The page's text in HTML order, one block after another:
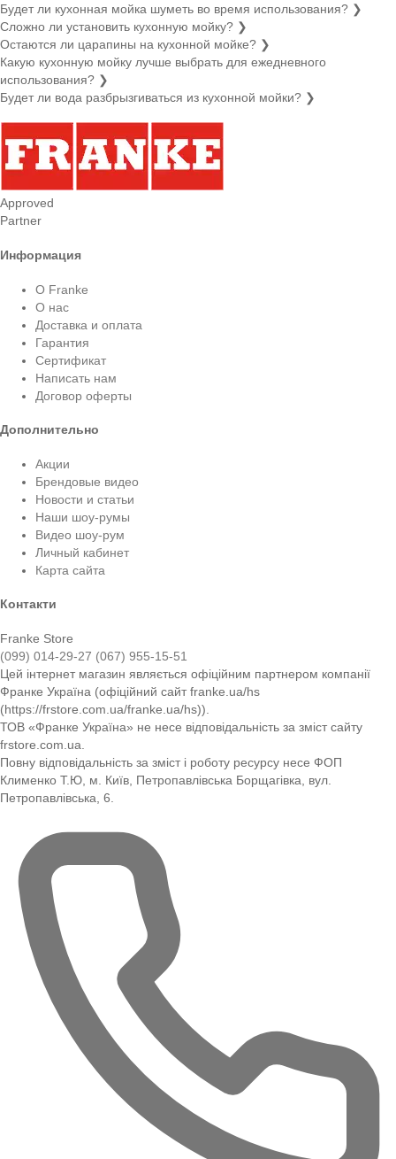
Будет ли кухонная мойка шуметь во время использования? ❯
Сложно ли установить кухонную мойку? ❯
Остаются ли царапины на кухонной мойке? ❯
Какую кухонную мойку лучше выбрать для ежедневного
использования? ❯
Будет ли вода разбрызгиваться из кухонной мойки? ❯
Approved
Partner
Информация
О Franke
О нас
Доставка и оплата
Гарантия
Сертификат
Написать нам
Договор оферты
Дополнительно
Акции
Брендовые видео
Новости и статьи
Наши шоу-румы
Видео шоу-рум
Личный кабинет
Карта сайта
Контакти
Franke Store
(099) 014-29-27 (067) 955-15-51
Цей інтернет магазин являється офіційним партнером компанії
Франке Україна (офіційний сайт franke.ua/hs
(https://frstore.com.ua/franke.ua/hs)).
ТОВ «Франке Україна» не несе відповідальність за зміст сайту
frstore.com.ua.
Повну відповідальність за зміст і роботу ресурсу несе ФОП
Клименко Т.Ю, м. Київ, Петропавлівська Борщагівка, вул.
Петропавлівська, 6.